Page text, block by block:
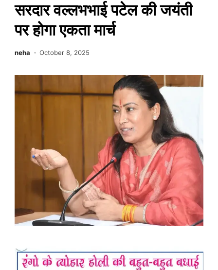
सरदार वल्लभभाई पटेल की जयंती
पर होगा एकता मार्च
neha October 8, 2025